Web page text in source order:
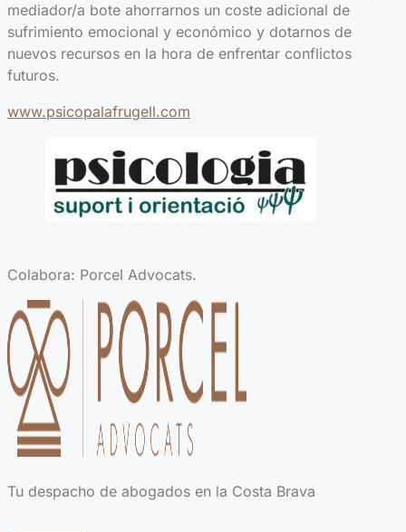
mediador/a bote ahorrarnos un coste adicional de
sufrimiento emocional y económico y dotarnos de
nuevos recursos en la hora de enfrentar conflictos
futuros.
www.psicopalafrugell.com
Colabora: Porcel Advocats.
Tu despacho de abogados en la Costa Brava